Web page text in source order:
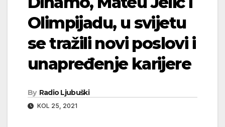
Olimpijadu, u svijetu
se tražili novi poslovi i
unapređenje karijere
By Radio Ljubuški
KOL 25, 2021